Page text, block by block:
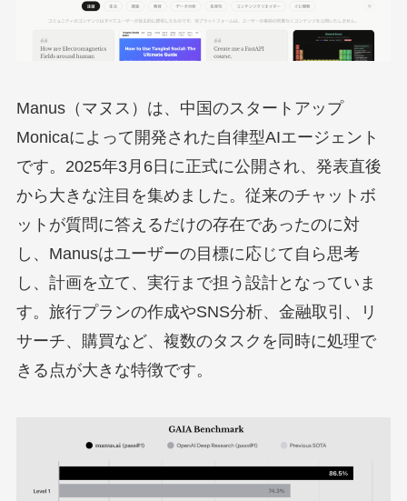
Manus（マヌス）は、中国のスタートアップ
Monicaによって開発された自律型AIエージェント
です。2025年3月6日に正式に公開され、発表直後
から大きな注目を集めました。従来のチャットボ
ットが質問に答えるだけの存在であったのに対
し、Manusはユーザーの目標に応じて自ら思考
し、計画を立て、実行まで担う設計となっていま
す。旅行プランの作成やSNS分析、金融取引、リ
サーチ、購買など、複数のタスクを同時に処理で
きる点が大きな特徴です。